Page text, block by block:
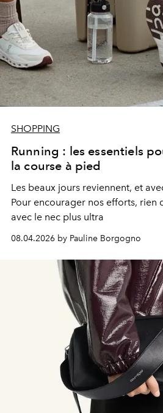
SHOPPING
Running : les essentiels
la course à pied
Les beaux jours reviennent, et
Pour encourager nos efforts, rien
avec le nec plus ultra
08.04.2026 by Pauline Borgogno